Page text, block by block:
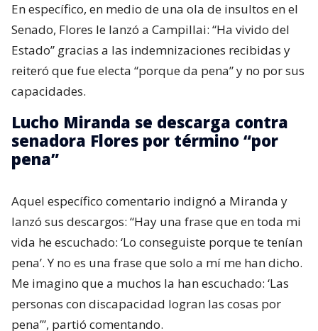
En específico, en medio de una ola de insultos en el
Senado, Flores le lanzó a Campillai: “Ha vivido del
Estado” gracias a las indemnizaciones recibidas y
reiteró que fue electa “porque da pena” y no por sus
capacidades.
Lucho Miranda se descarga contra
senadora Flores por término “por
pena”
Aquel específico comentario indignó a Miranda y
lanzó sus descargos: “Hay una frase que en toda mi
vida he escuchado: ‘Lo conseguiste porque te tenían
pena’. Y no es una frase que solo a mí me han dicho.
Me imagino que a muchos la han escuchado: ‘Las
personas con discapacidad logran las cosas por
pena’”, partió comentando.